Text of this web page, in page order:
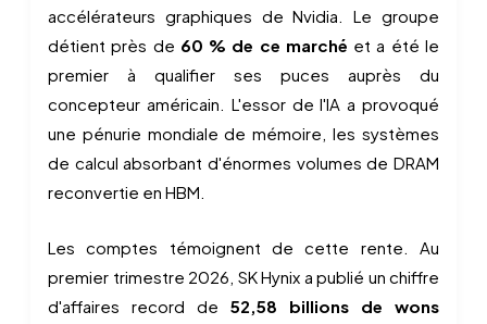
accélérateurs graphiques de Nvidia. Le groupe
détient près de 60 % de ce marché et a été le
premier à qualifier ses puces auprès du
concepteur américain. L'essor de l'IA a provoqué
une pénurie mondiale de mémoire, les systèmes
de calcul absorbant d'énormes volumes de DRAM
reconvertie en HBM.
Les comptes témoignent de cette rente. Au
premier trimestre 2026, SK Hynix a publié un chiffre
d'affaires record de 52,58 billions de wons